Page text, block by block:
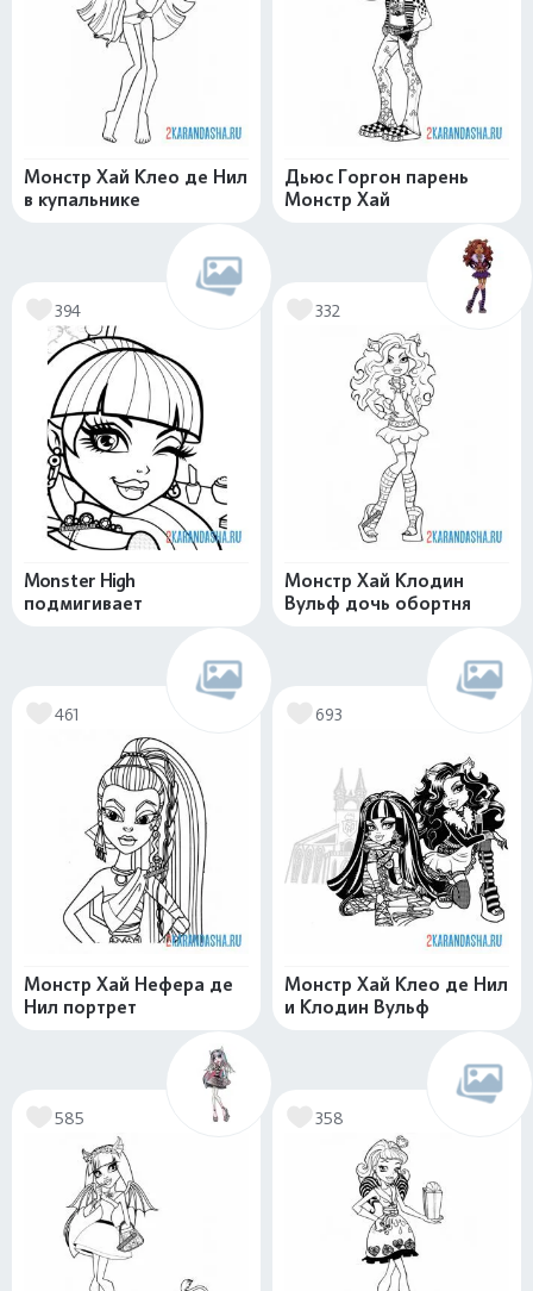
Монстр Хай Клео де Нил
в купальнике
Дьюс Горгон парень
Монстр Хай
394
Monster High
подмигивает
332
Монстр Хай Клодин
Вульф дочь обортня
461
Монстр Хай Нефера де
Нил портрет
693
Монстр Хай Клео де Нил
и Клодин Вульф
585 358